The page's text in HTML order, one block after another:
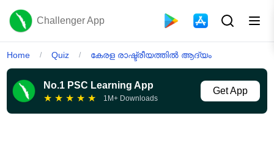
Challenger App
Home / Quiz / കേരള രാഷ്ട്രീയത്തിൽ ആദ്യം
No.1 PSC Learning App
★ ★ ★ ★ ★ 1M+ Downloads
Get App